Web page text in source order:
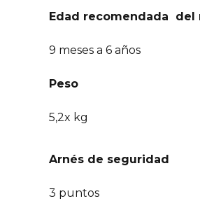
Edad recomendada del
9 meses a 6 años
Peso
5,2x kg
Arnés de seguridad
3 puntos